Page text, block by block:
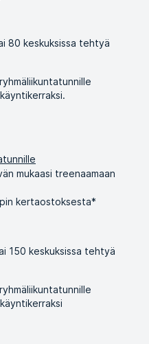
80 keskuksissa tehtyä
mukaasi treenaamaan
kertaostoksesta*
150 keskuksissa tehtyä